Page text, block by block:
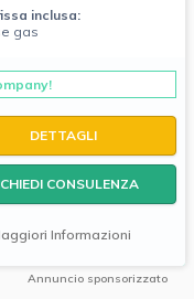
inclusa:
gas
DETTAGLI
CONSULENZA
Informazioni
Annuncio sponsorizzato